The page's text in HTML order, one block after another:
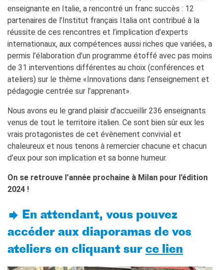
Dialoghi del Farnese
Farnèse à la page
Festa della musica
Incontro italo-francesi sul
mondo di domani
La Notte delle Idee
Operazioni artistiche
FRANCESE
RECHERCHER
enseignante en Italie, a rencontré un franc succès : 12
partenaires de l’Institut français Italia ont contribué à la
réussite de ces rencontres et l’implication d’experts
internationaux, aux compétences aussi riches que variées, a
permis l’élaboration d’un programme étoffé avec pas moins
de 31 interventions différentes au choix (conférences et
ateliers) sur le thème «Innovations dans l’enseignement et
pédagogie centrée sur l’apprenant».
Nous avons eu le grand plaisir d’accueillir 236 enseignants
venus de tout le territoire italien. Ce sont bien sûr eux les
vrais protagonistes de cet évènement convivial et
chaleureux et nous tenons à remercier chacune et chacun
d’eux pour son implication et sa bonne humeur.
On se retrouve l’année prochaine à Milan pour l’édition
2024 !
En attendant, vous pouvez
accéder aux diaporamas de vos
ateliers en cliquant sur ce lien